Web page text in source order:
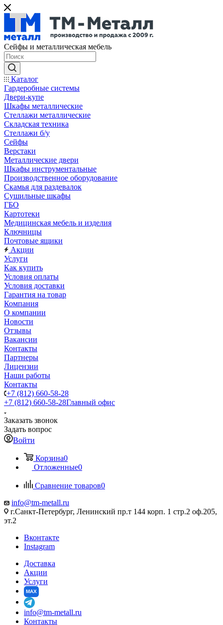
Сейфы и металлическая мебель
Каталог
Гардеробные системы
Двери-купе
Шкафы металлические
Стеллажи металлические
Складская техника
Стеллажи б/у
Сейфы
Верстаки
Металлические двери
Шкафы инструментальные
Производственное оборудование
Скамья для раздевалок
Сушильные шкафы
ГБО
Картотеки
Медицинская мебель и изделия
Ключницы
Почтовые ящики
Акции
Услуги
Как купить
Условия оплаты
Условия доставки
Гарантия на товар
Компания
О компании
Новости
Отзывы
Вакансии
Контакты
Партнеры
Лицензии
Наши работы
Контакты
+7 (812) 660-58-28
+7 (812) 660-58-28Главный офис
Заказать звонок
Задать вопрос
Войти
Корзина0
Отложенные0
Сравнение товаров0
info@tm-metall.ru
г.Санкт-Петербург, Ленинский пр.т 144 корп. 1 стр.2 оф.205,
эт.2
Вконтакте
Instagram
Доставка
Акции
Услуги
MAX
info@tm-metall.ru
Контакты